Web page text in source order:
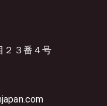
２３番４号